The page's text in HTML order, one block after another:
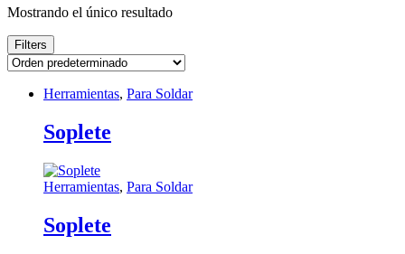
Mostrando el único resultado
Filters
Herramientas, Para Soldar
Soplete
Herramientas, Para Soldar
Soplete